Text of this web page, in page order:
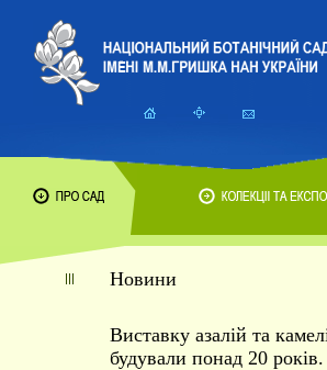
Новини
Виставку азалій та
будували понад 20 років.